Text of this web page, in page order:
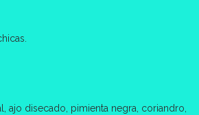
ajo disecado, pimienta negra, coriandro,